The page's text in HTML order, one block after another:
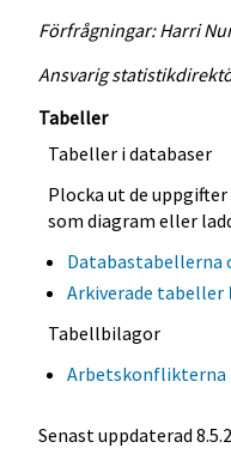
Förfrågningar: Harri
Ansvarig
Tabeller
Tabeller i databaser
Plocka ut de
som diagram eller
Databastabellerna
Arkiverade tabeller
Tabellbilagor
Arbetskonflikterna
Senast uppdaterad